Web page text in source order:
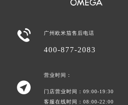
 广州欧米茄售后电话
400-877-2083

营业时间：
门店营业时间：09:00-19:30
客服在线时间：08:00-22:00